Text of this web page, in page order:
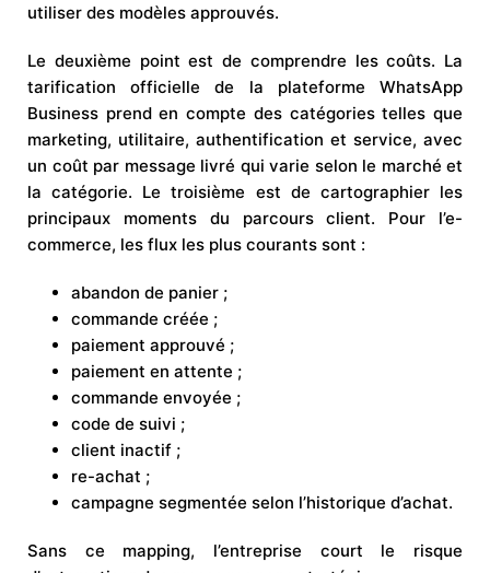
utiliser des modèles approuvés.
Le deuxième point est de comprendre les coûts. La
tarification officielle de la plateforme WhatsApp
Business prend en compte des catégories telles que
marketing, utilitaire, authentification et service, avec
un coût par message livré qui varie selon le marché et
la catégorie. Le troisième est de cartographier les
principaux moments du parcours client. Pour l’e-
commerce, les flux les plus courants sont :
abandon de panier ;
commande créée ;
paiement approuvé ;
paiement en attente ;
commande envoyée ;
code de suivi ;
client inactif ;
re-achat ;
campagne segmentée selon l’historique d’achat.
Sans ce mapping, l’entreprise court le risque